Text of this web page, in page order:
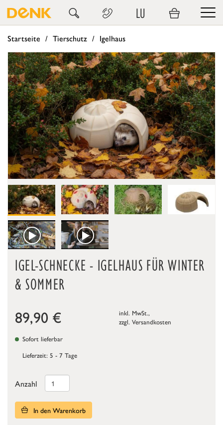
LU
Startseite Tierschutz Igelhaus
IGEL-SCHNECKE - IGELHAUS FÜR WINTER
& SOMMER
89,90 €
inkl. MwSt.,
zzgl. Versandkosten
Sofort lieferbar
Lieferzeit: 5 - 7 Tage
Anzahl
In den Warenkorb